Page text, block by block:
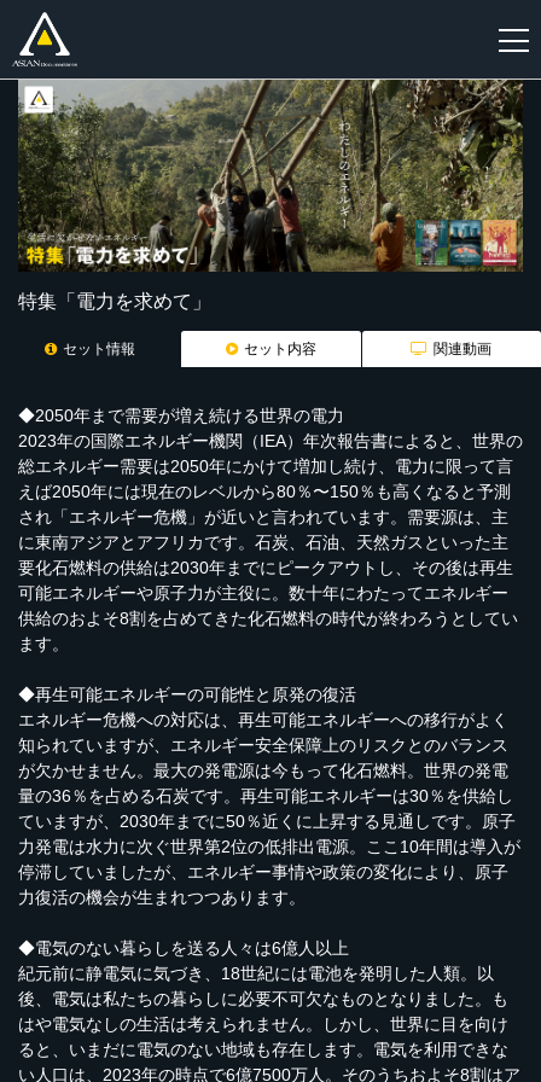
特集「電力を求めて」
セット情報 セット内容 関連動画
◆2050年まで需要が増え続ける世界の電力
2023年の国際エネルギー機関（IEA）年次報告書によると、世界の
総エネルギー需要は2050年にかけて増加し続け、電力に限って言
えば2050年には現在のレベルから80％〜150％も高くなると予測
され「エネルギー危機」が近いと言われています。需要源は、主
に東南アジアとアフリカです。石炭、石油、天然ガスといった主
要化石燃料の供給は2030年までにピークアウトし、その後は再生
可能エネルギーや原子力が主役に。数十年にわたってエネルギー
供給のおよそ8割を占めてきた化石燃料の時代が終わろうとしてい
ます。
◆再生可能エネルギーの可能性と原発の復活
エネルギー危機への対応は、再生可能エネルギーへの移行がよく
知られていますが、エネルギー安全保障上のリスクとのバランス
が欠かせません。最大の発電源は今もって化石燃料。世界の発電
量の36％を占める石炭です。再生可能エネルギーは30％を供給し
ていますが、2030年までに50％近くに上昇する見通しです。原子
力発電は水力に次ぐ世界第2位の低排出電源。ここ10年間は導入が
停滞していましたが、エネルギー事情や政策の変化により、原子
力復活の機会が生まれつつあります。
◆電気のない暮らしを送る人々は6億人以上
紀元前に静電気に気づき、18世紀には電池を発明した人類。以
後、電気は私たちの暮らしに必要不可欠なものとなりました。も
はや電気なしの生活は考えられません。しかし、世界に目を向け
ると、いまだに電気のない地域も存在します。電気を利用できな
い人口は、2023年の時点で6億7500万人。そのうちおよそ8割はア